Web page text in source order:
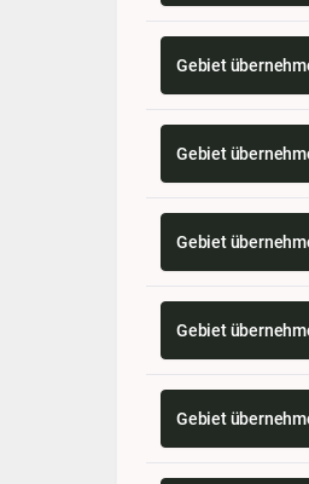
Gebiet
Gebiet
Gebiet
Gebiet
Gebiet